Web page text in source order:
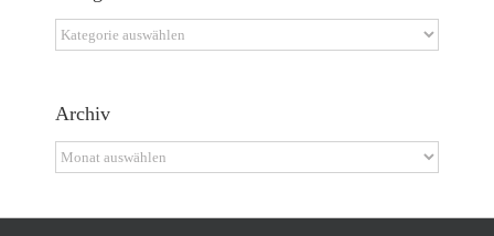
Kategorien
Archiv
Archiv